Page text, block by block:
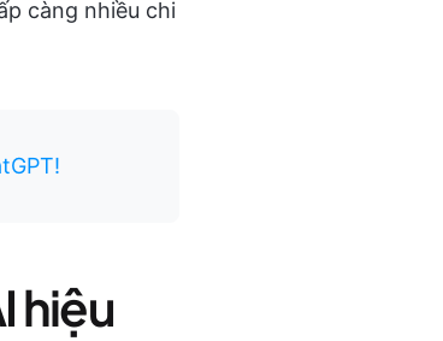
càng nhiều chi
hiệu